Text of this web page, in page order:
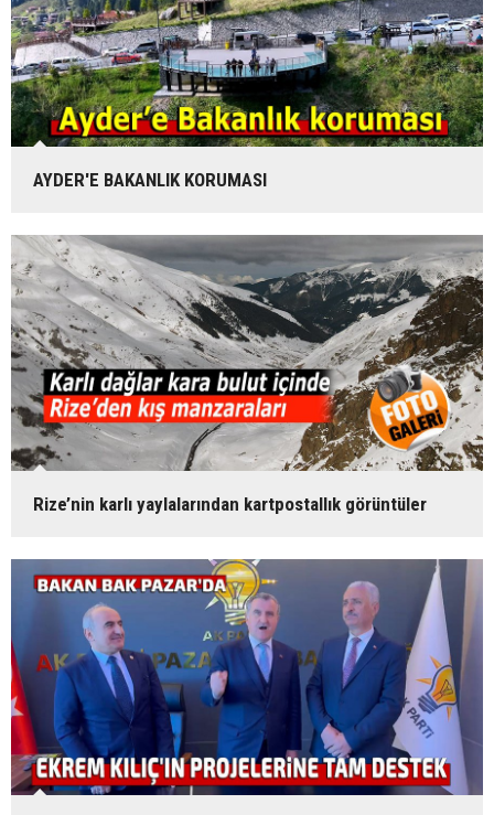
AYDER'E BAKANLIK KORUMASI
Rize’nin karlı yaylalarından kartpostallık görüntüler